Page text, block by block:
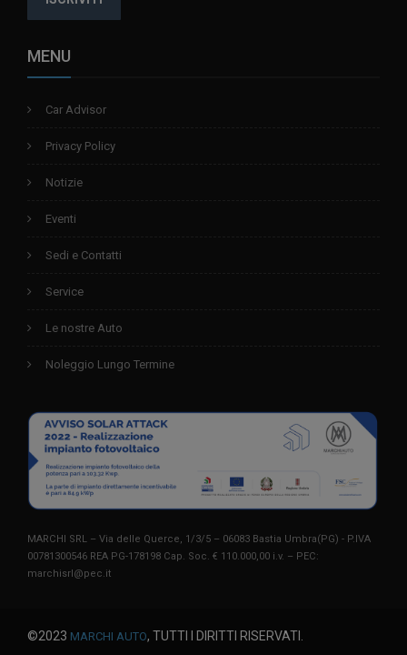
MENU
Car Advisor
Privacy Policy
Notizie
Eventi
Sedi e Contatti
Service
Le nostre Auto
Noleggio Lungo Termine
MARCHI SRL – Via delle Querce, 1/3/5 – 06083 Bastia Umbra(PG) - P.IVA
00781300546 REA PG-178198 Cap. Soc. € 110.000,00 i.v. – PEC:
marchisrl@pec.it
©2023 MARCHI AUTO, TUTTI I DIRITTI RISERVATI.